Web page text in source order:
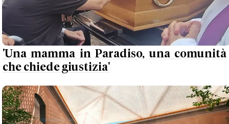
'Una mamma in Paradiso, una comunità
che chiede giustizia'